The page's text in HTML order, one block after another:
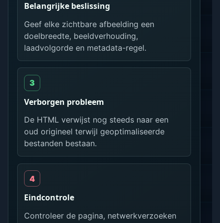
Belangrijke beslissing
Geef elke zichtbare afbeelding een
doelbreedte, beeldverhouding,
laadvolgorde en metadata-regel.
Verborgen probleem
De HTML verwijst nog steeds naar een
oud origineel terwijl geoptimaliseerde
bestanden bestaan.
Eindcontrole
Controleer de pagina, netwerkverzoeken